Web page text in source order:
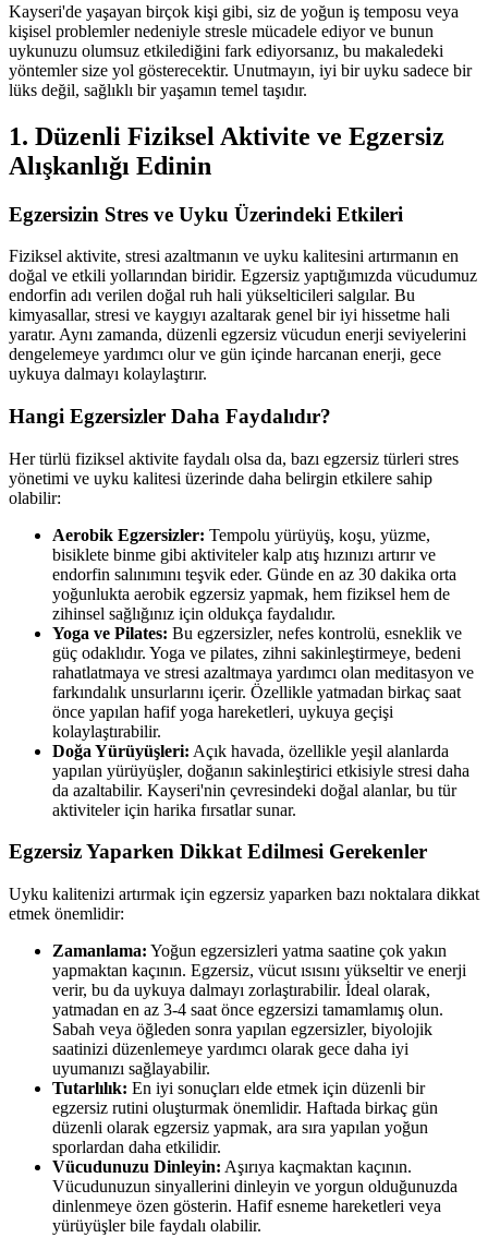
Kayseri'de yaşayan birçok kişi gibi, siz de yoğun iş temposu veya
kişisel problemler nedeniyle stresle mücadele ediyor ve bunun
uykunuzu olumsuz etkilediğini fark ediyorsanız, bu makaledeki
yöntemler size yol gösterecektir. Unutmayın, iyi bir uyku sadece bir
lüks değil, sağlıklı bir yaşamın temel taşıdır.
1. Düzenli Fiziksel Aktivite ve Egzersiz
Alışkanlığı Edinin
Egzersizin Stres ve Uyku Üzerindeki Etkileri
Fiziksel aktivite, stresi azaltmanın ve uyku kalitesini artırmanın en
doğal ve etkili yollarından biridir. Egzersiz yaptığımızda vücudumuz
endorfin adı verilen doğal ruh hali yükselticileri salgılar. Bu
kimyasallar, stresi ve kaygıyı azaltarak genel bir iyi hissetme hali
yaratır. Aynı zamanda, düzenli egzersiz vücudun enerji seviyelerini
dengelemeye yardımcı olur ve gün içinde harcanan enerji, gece
uykuya dalmayı kolaylaştırır.
Hangi Egzersizler Daha Faydalıdır?
Her türlü fiziksel aktivite faydalı olsa da, bazı egzersiz türleri stres
yönetimi ve uyku kalitesi üzerinde daha belirgin etkilere sahip
olabilir:
Aerobik Egzersizler: Tempolu yürüyüş, koşu, yüzme,
bisiklete binme gibi aktiviteler kalp atış hızınızı artırır ve
endorfin salınımını teşvik eder. Günde en az 30 dakika orta
yoğunlukta aerobik egzersiz yapmak, hem fiziksel hem de
zihinsel sağlığınız için oldukça faydalıdır.
Yoga ve Pilates: Bu egzersizler, nefes kontrolü, esneklik ve
güç odaklıdır. Yoga ve pilates, zihni sakinleştirmeye, bedeni
rahatlatmaya ve stresi azaltmaya yardımcı olan meditasyon ve
farkındalık unsurlarını içerir. Özellikle yatmadan birkaç saat
önce yapılan hafif yoga hareketleri, uykuya geçişi
kolaylaştırabilir.
Doğa Yürüyüşleri: Açık havada, özellikle yeşil alanlarda
yapılan yürüyüşler, doğanın sakinleştirici etkisiyle stresi daha
da azaltabilir. Kayseri'nin çevresindeki doğal alanlar, bu tür
aktiviteler için harika fırsatlar sunar.
Egzersiz Yaparken Dikkat Edilmesi Gerekenler
Uyku kalitenizi artırmak için egzersiz yaparken bazı noktalara dikkat
etmek önemlidir:
Zamanlama: Yoğun egzersizleri yatma saatine çok yakın
yapmaktan kaçının. Egzersiz, vücut ısısını yükseltir ve enerji
verir, bu da uykuya dalmayı zorlaştırabilir. İdeal olarak,
yatmadan en az 3-4 saat önce egzersizi tamamlamış olun.
Sabah veya öğleden sonra yapılan egzersizler, biyolojik
saatinizi düzenlemeye yardımcı olarak gece daha iyi
uyumanızı sağlayabilir.
Tutarlılık: En iyi sonuçları elde etmek için düzenli bir
egzersiz rutini oluşturmak önemlidir. Haftada birkaç gün
düzenli olarak egzersiz yapmak, ara sıra yapılan yoğun
sporlardan daha etkilidir.
Vücudunuzu Dinleyin: Aşırıya kaçmaktan kaçının.
Vücudunuzun sinyallerini dinleyin ve yorgun olduğunuzda
dinlenmeye özen gösterin. Hafif esneme hareketleri veya
yürüyüşler bile faydalı olabilir.